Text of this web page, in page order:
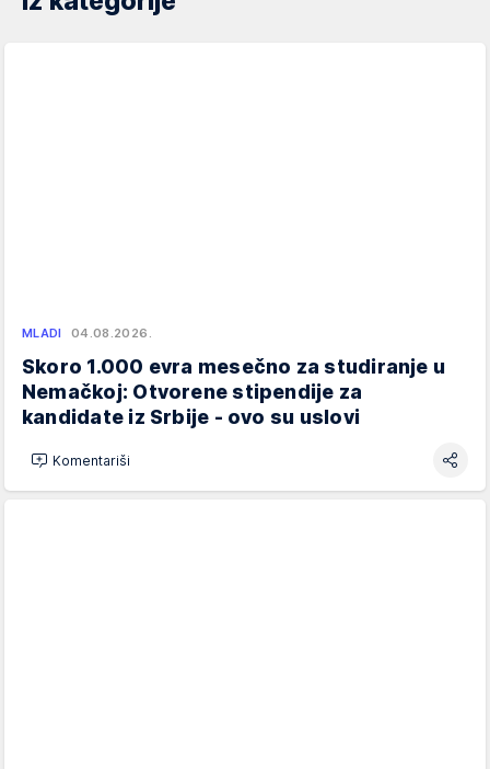
MLADI 04.08.2026.
Skoro 1.000 evra mesečno za studiranje u
Nemačkoj: Otvorene stipendije za
kandidate iz Srbije - ovo su uslovi
Komentariši